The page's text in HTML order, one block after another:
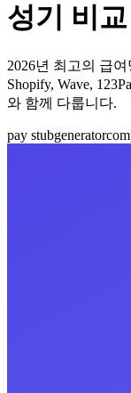
성기 비교
2026년 최고의 급
Shopify, Wave,
와 함께 다룹니다.
pay stubgenerator